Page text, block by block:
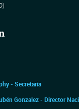
- Secretaria
Gonzalez - Director